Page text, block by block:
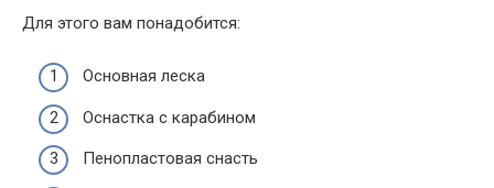
Для этого вам понадобится:
Основная леска
Оснастка с карабином
Пенопластовая снасть